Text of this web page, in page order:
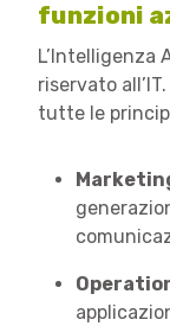
funzioni
L’Intelligenza
riservato
tutte le